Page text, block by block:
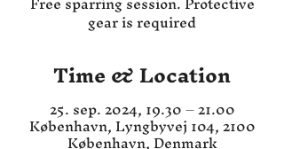
gear is required
Time & Location
25. sep. 2024, 19.30 – 21.00
København, Lyngbyvej 104, 2100